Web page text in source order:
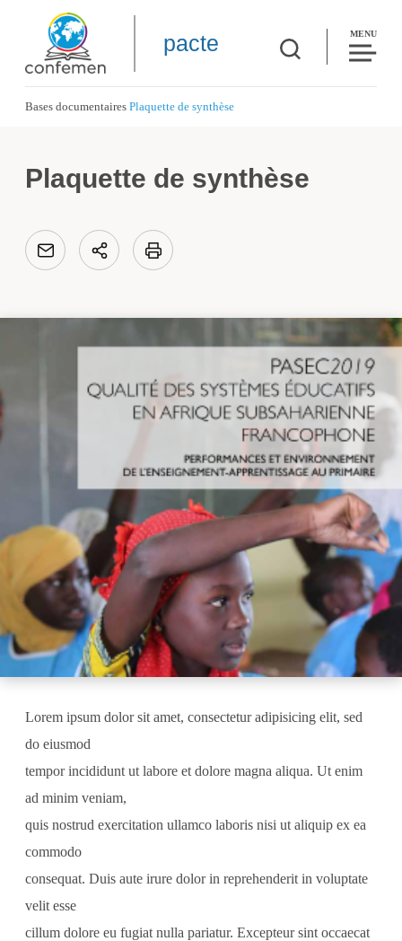
pacte MENU
Bases documentaires Plaquette de synthèse
Plaquette de synthèse
Lorem ipsum dolor sit amet, consectetur adipisicing elit, sed
do eiusmod
tempor incididunt ut labore et dolore magna aliqua. Ut enim
ad minim veniam,
quis nostrud exercitation ullamco laboris nisi ut aliquip ex ea
commodo
consequat. Duis aute irure dolor in reprehenderit in voluptate
velit esse
cillum dolore eu fugiat nulla pariatur. Excepteur sint occaecat